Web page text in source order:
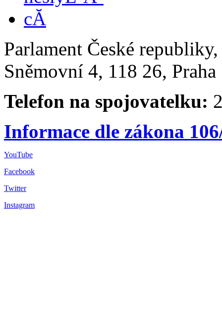
Parlament České
Sněmovní 4, 118 26,
Telefon na spojovatelku:
Informace dle zákona
YouTube
Facebook
Twitter
Instagram